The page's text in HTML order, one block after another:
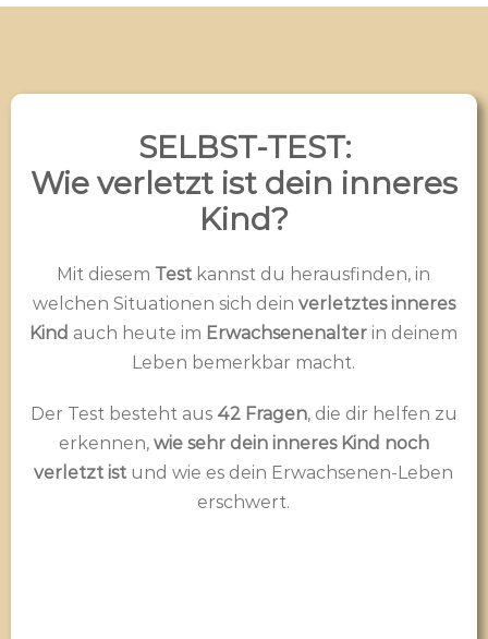
SELBST-TEST:
Wie verletzt ist dein inneres
Kind?
Mit diesem Test kannst du herausfinden, in
welchen Situationen sich dein verletztes inneres
Kind auch heute im Erwachsenenalter in deinem
Leben bemerkbar macht.
Der Test besteht aus 42 Fragen, die dir helfen zu
erkennen, wie sehr dein inneres Kind noch
verletzt ist und wie es dein Erwachsenen-Leben
erschwert.